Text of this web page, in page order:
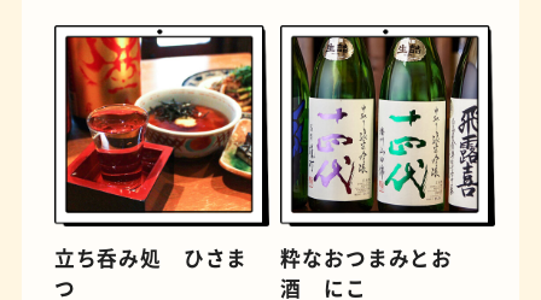
定食 おいもスイーツ
立ち呑み処 ひさま
つ
粋なおつまみとお
酒 にこ